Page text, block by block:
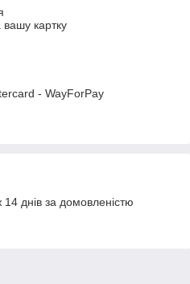
вашу картку
- WayForPay
днів за домовленістю